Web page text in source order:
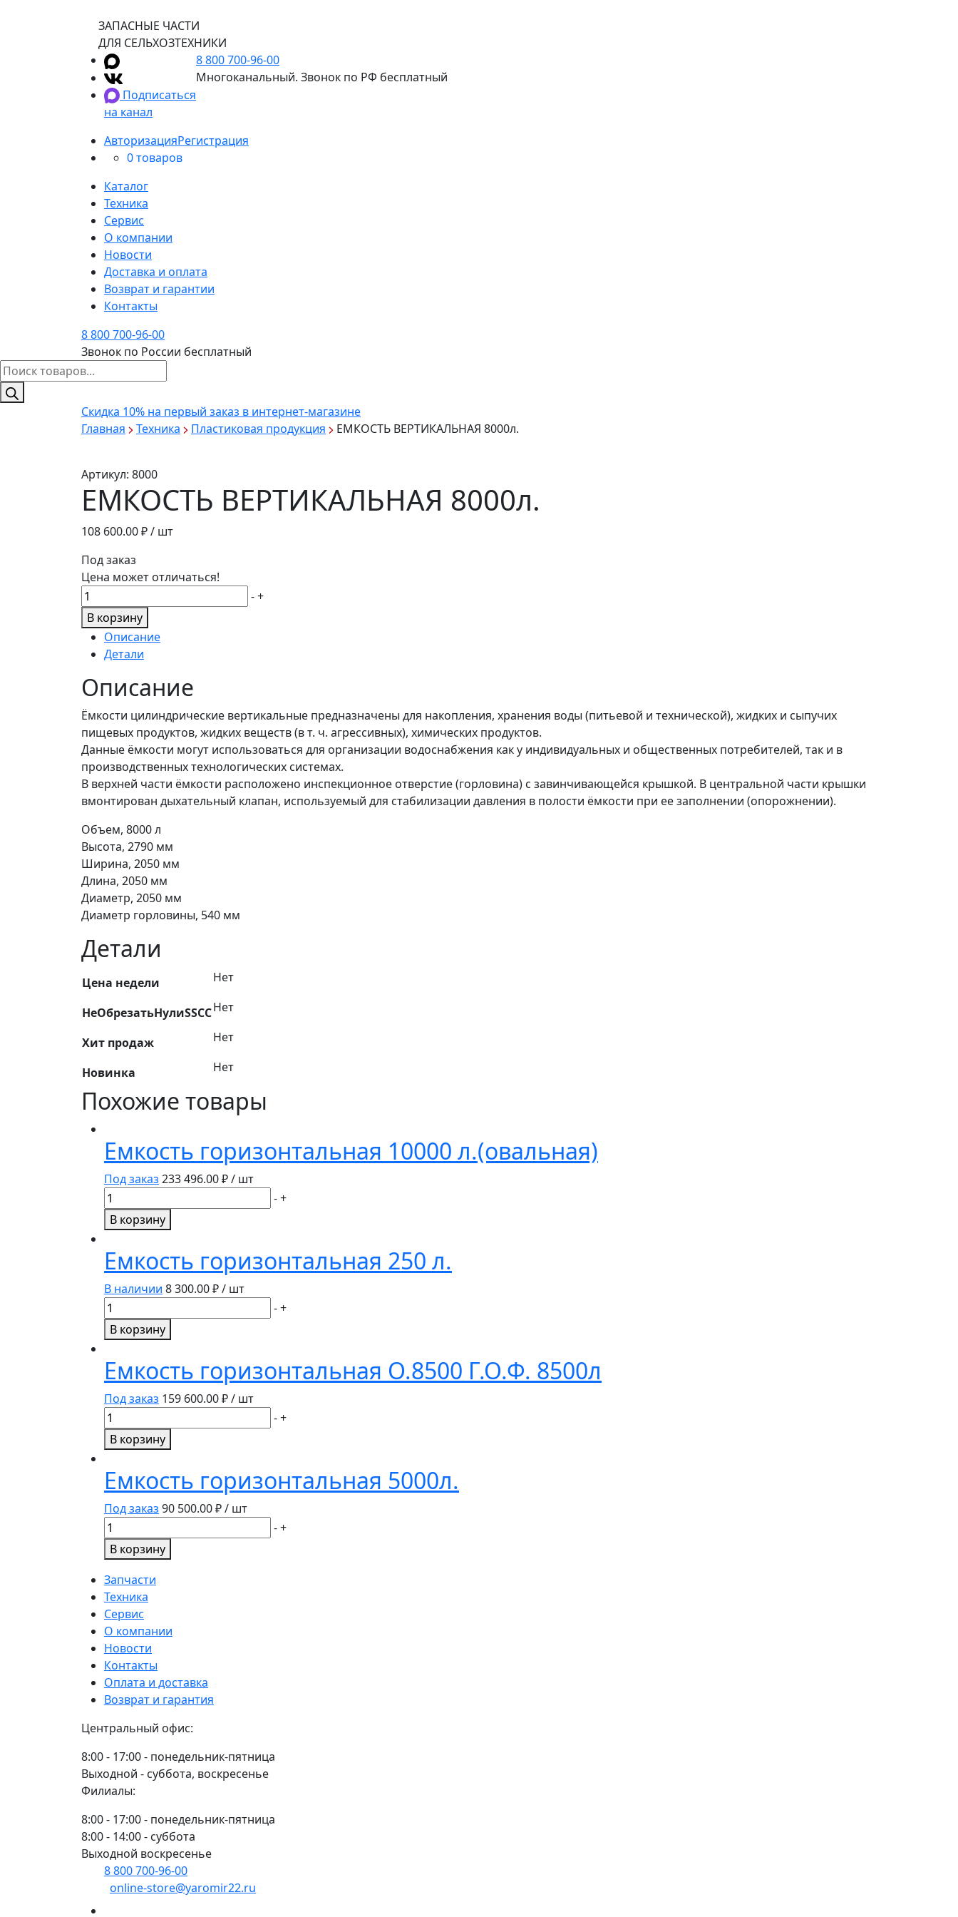
ЗАПАСНЫЕ ЧАСТИ
ДЛЯ СЕЛЬХОЗТЕХНИКИ
Подписаться
на канал
8 800 700-96-00
Многоканальный. Звонок по РФ бесплатный
АвторизацияРегистрация
0 товаров
Каталог
Техника
Сервис
О компании
Новости
Доставка и оплата
Возврат и гарантии
Контакты
8 800 700-96-00
Звонок по России бесплатный
Поиск
товаров
Скидка 10% на первый заказ в интернет-магазине
Главная
Техника Пластиковая продукция ЕМКОСТЬ ВЕРТИКАЛЬНАЯ 8000л.
Артикул: 8000
ЕМКОСТЬ ВЕРТИКАЛЬНАЯ 8000л.
108 600.00₽ / шт
Под заказ
Цена может отличаться!
Количество
товара
ЕМКОСТЬ
ВЕРТИКАЛЬНАЯ
8000л.
-+
В корзину
Описание
Детали
Описание
Ёмкости цилиндрические вертикальные предназначены для накопления, хранения воды (питьевой и технической), жидких и сыпучих
пищевых продуктов, жидких веществ (в т. ч. агрессивных), химических продуктов.
Данные ёмкости могут использоваться для организации водоснабжения как у индивидуальных и общественных потребителей, так и в
производственных технологических системах.
В верхней части ёмкости расположено инспекционное отверстие (горловина) с завинчивающейся крышкой. В центральной части крышки
вмонтирован дыхательный клапан, используемый для стабилизации давления в полости ёмкости при ее заполнении (опорожнении).
Объем, 8000 л
Высота, 2790 мм
Ширина, 2050 мм
Длина, 2050 мм
Диаметр, 2050 мм
Диаметр горловины, 540 мм
Детали
Цена недели Нет
НеОбрезатьНулиSSCCНет
Хит продаж Нет
Новинка Нет
Похожие товары
Емкость горизонтальная 10000 л.(овальная)
Под заказ 233 496.00₽ / шт
Количество
товара
Емкость
10000
л.
(овальная)
-+
В корзину
Емкость горизонтальная 250 л.
В наличии 8 300.00₽ / шт
Количество
товара
Емкость
250
л.
-+
В корзину
Емкость горизонтальная О.8500 Г.О.Ф. 8500л
Под заказ 159 600.00₽ / шт
Количество
товара
Емкость
О.8500
Г.О.Ф.
8500л
-+
В корзину
Емкость горизонтальная 5000л.
Под заказ 90 500.00₽ / шт
Количество
товара
Емкость
горизонтальная
5000л.
-+
В корзину
Запчасти
Техника
Сервис
О компании
Новости
Контакты
Оплата и доставка
Возврат и гарантия
Центральный офис:
8:00 - 17:00 - понедельник-пятница
Выходной - суббота, воскресенье
Филиалы:
8:00 - 17:00 - понедельник-пятница
8:00 - 14:00 - суббота
Выходной воскресенье
8 800 700-96-00
online-store@yaromir22.ru